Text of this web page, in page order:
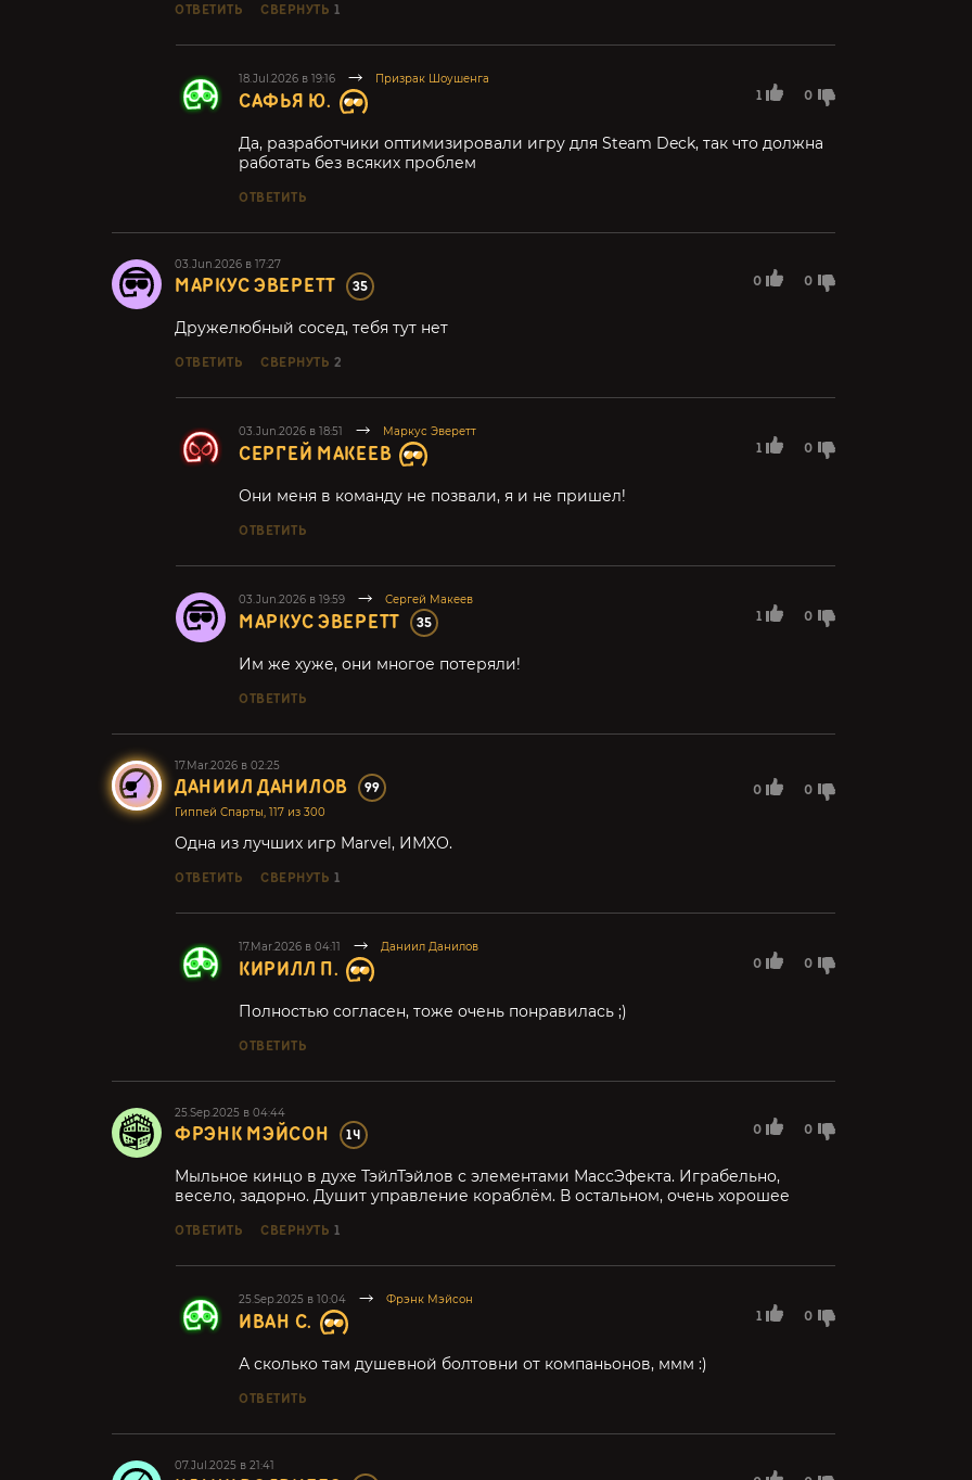
ОТВЕТИТЬ СВЕРНУТЬ 1
18.Jul.2026 в 19:16 Призрак Шоушенга
САФЬЯ Ю. 1 0
Да, разработчики оптимизировали игру для Steam Deck, так что должна
работать без всяких проблем
ОТВЕТИТЬ
03.Jun.2026 в 17:27
МАРКУС ЭВЕРЕТТ 35 0 0
Дружелюбный сосед, тебя тут нет
ОТВЕТИТЬ СВЕРНУТЬ 2
03.Jun.2026 в 18:51 Маркус Эверетт
СЕРГЕЙ МАКЕЕВ 1 0
Они меня в команду не позвали, я и не пришел!
ОТВЕТИТЬ
03.Jun.2026 в 19:59 Сергей Макеев
МАРКУС ЭВЕРЕТТ 35 1 0
Им же хуже, они многое потеряли!
ОТВЕТИТЬ
17.Mar.2026 в 02:25
ДАНИИЛ ДАНИЛОВ 99
Гиппей Спарты, 117 из 300
0 0
Одна из лучших игр Marvel, ИМХО.
ОТВЕТИТЬ СВЕРНУТЬ 1
17.Mar.2026 в 04:11 Даниил Данилов
КИРИЛЛ П. 0 0
Полностью согласен, тоже очень понравилась ;)
ОТВЕТИТЬ
25.Sep.2025 в 04:44
ФРЭНК МЭЙСОН 14 0 0
Мыльное кинцо в духе ТэйлТэйлов с элементами МассЭфекта. Играбельно,
весело, задорно. Душит управление кораблём. В остальном, очень хорошее
ОТВЕТИТЬ СВЕРНУТЬ 1
25.Sep.2025 в 10:04 Фрэнк Мэйсон
ИВАН С. 1 0
А сколько там душевной болтовни от компаньонов, ммм :)
ОТВЕТИТЬ
07.Jul.2025 в 21:41